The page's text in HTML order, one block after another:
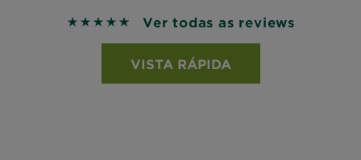
5 out of 5 stars based on reviews
Ver todas as reviews
VISTA RÁPIDA